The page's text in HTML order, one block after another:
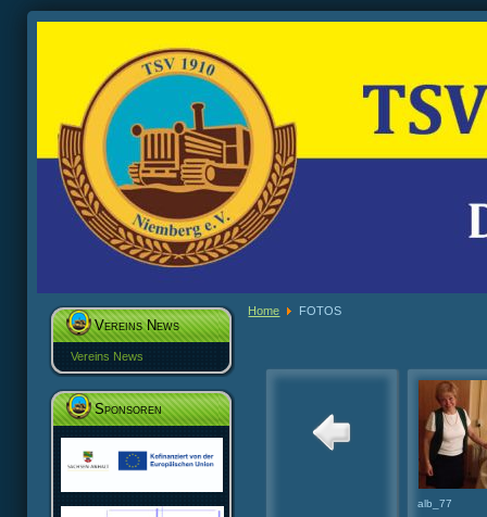
Vereins News
Vereins News
Sponsoren
Home FOTOS
alb_77